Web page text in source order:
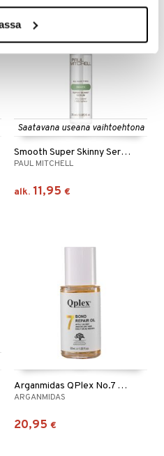
Saatavana useana vaihtoehtona
Smooth Super Skinny Serum - Humidity Resistant
PAUL MITCHELL
alk. 11,95 €
Arganmidas QPlex No.7 Bond Repair Oil
ARGANMIDAS
20,95 €